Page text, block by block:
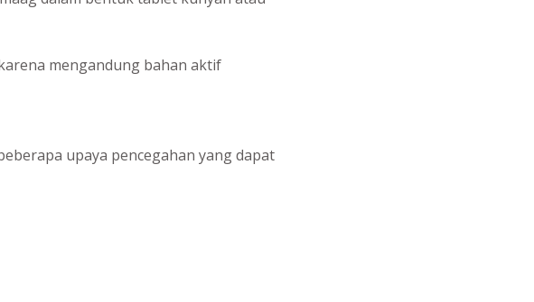
mengandung bahan aktif
upaya pencegahan yang dapat